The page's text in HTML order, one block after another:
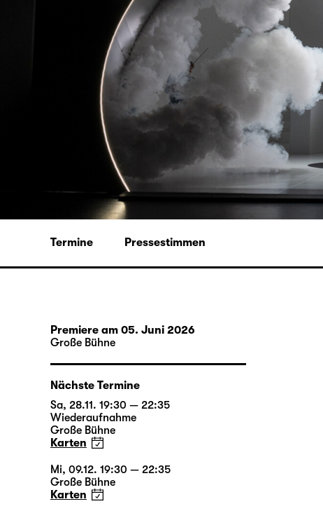
Termine Pressestimmen
Premiere am 05. Juni 2026
Große Bühne
Nächste Termine
Sa, 28.11. 19:30 — 22:35
Wiederaufnahme
Große Bühne
Karten
Mi, 09.12. 19:30 — 22:35
Große Bühne
Karten